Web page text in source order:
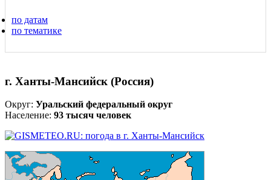
по датам
по тематике
г. Ханты-Мансийск (Россия)
Округ: Уральский федеральный округ
Население: 93 тысяч человек